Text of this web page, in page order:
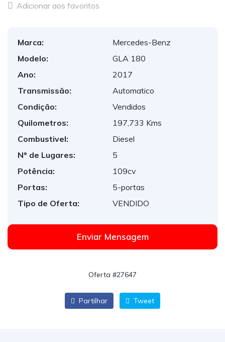
Adicionar aos favoritos
Marca:
Mercedes-Benz
Modelo:
GLA 180
Ano:
2017
Transmissão:
Automatico
Condição:
Vendidos
Quilometros:
197,733 Kms
Combustivel:
Diesel
Nº de Lugares:
5
Potência:
109cv
Portas:
5-portas
Tipo de Oferta:
VENDIDO
Enviar Mensagem
Oferta #27647
Partilhar Tweet